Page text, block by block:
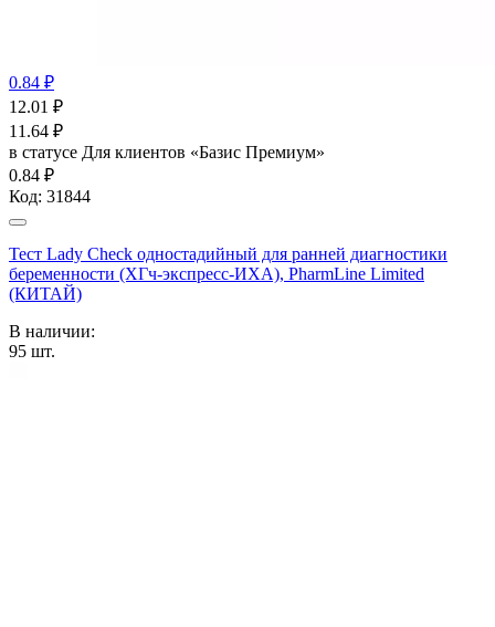
0.84 ₽
12.01 ₽
11.64 ₽
в статусе Для клиентов «Базис Премиум»
0.84 ₽
Код: 31844
Тест Lady Check одностадийный для ранней диагностики
беременности (ХГч-экспресс-ИХА), PharmLine Limited
(КИТАЙ)
В наличии:
95 шт.